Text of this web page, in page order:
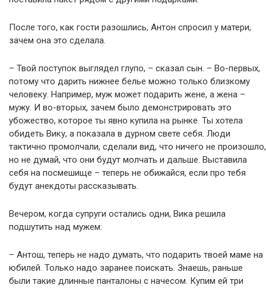
После того, как гости разошлись, Антон спросил у матери,
зачем она это сделала.
– Твой поступок выглядел глупо, – сказал сын. – Во-первых,
потому что дарить нижнее белье можно только близкому
человеку. Например, муж может подарить жене, а жена –
мужу. И во-вторых, зачем было демонстрировать это
убожество, которое ты явно купила на рынке. Ты хотела
обидеть Вику, а показала в дурном свете себя. Люди
тактично промолчали, сделали вид, что ничего не произошло,
но не думай, что они будут молчать и дальше. Выставила
себя на посмешище – теперь не обижайся, если про тебя
будут анекдоты рассказывать.
Вечером, когда супруги остались одни, Вика решила
подшутить над мужем:
– Антош, теперь не надо думать, что подарить твоей маме на
юбилей. Только надо заранее поискать. Знаешь, раньше
были такие длинные панталоны с начесом. Купим ей три